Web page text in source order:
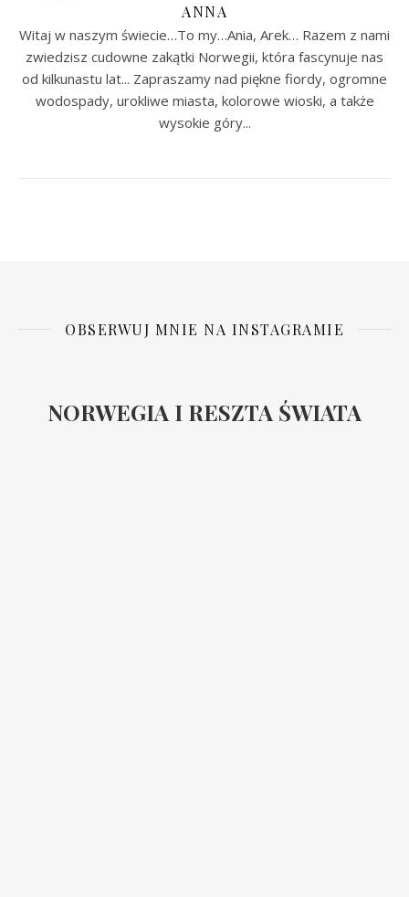
ANNA
Witaj w naszym świecie…To my…Ania, Arek… Razem z nami
zwiedzisz cudowne zakątki Norwegii, która fascynuje nas
od kilkunastu lat... Zapraszamy nad piękne fiordy, ogromne
wodospady, urokliwe miasta, kolorowe wioski, a także
wysokie góry...
OBSERWUJ MNIE NA INSTAGRAMIE
NORWEGIA I RESZTA ŚWIATA